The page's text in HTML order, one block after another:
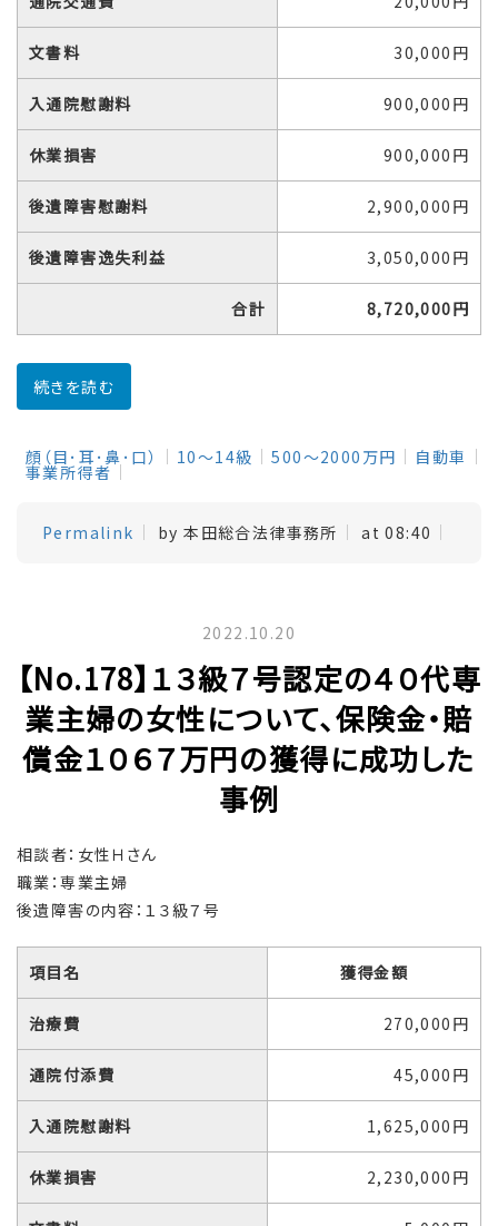
文書料 30,000円
入通院慰謝料 900,000円
休業損害 900,000円
後遺障害慰謝料 2,900,000円
後遺障害逸失利益 3,050,000円
合計 8,720,000円
続きを読む
顔（目･耳･鼻･口） 10～14級 500～2000万円 自動車
事業所得者
Permalink by 本田総合法律事務所 at 08:40
2022.10.20
【No.178】１３級７号認定の４０代専
業主婦の女性について、保険金・賠
償金１０６７万円の獲得に成功した
事例
相談者：女性Ｈさん
職業：専業主婦
後遺障害の内容：１３級７号
項目名 獲得金額
治療費 270,000円
通院付添費 45,000円
入通院慰謝料 1,625,000円
休業損害 2,230,000円